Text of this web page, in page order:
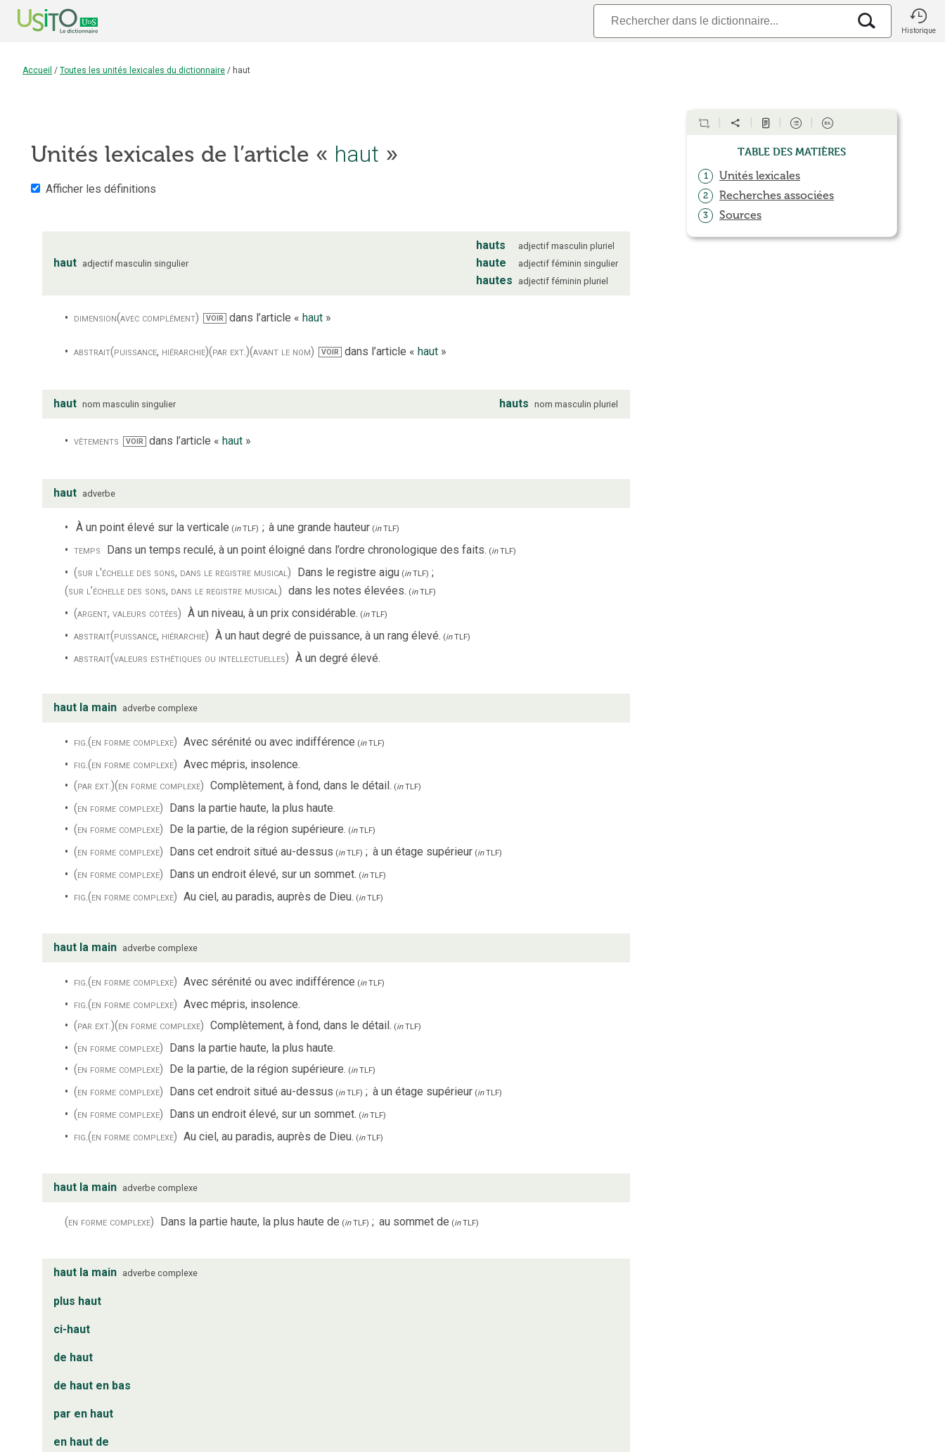
Historique
Accueil / Toutes les unités lexicales du dictionnaire / haut
Unités lexicales de l’article « haut »
Afficher les définitions
haut adjectif masculin singulier
hauts adjectif masculin pluriel
haute adjectif féminin singulier
hautes adjectif féminin pluriel
dimension(avec complément) VOIR dans l’article « haut»
abstrait(puissance, hiérarchie)(par ext.)(avant le nom) VOIR dans l’article « haut»
haut nom masculin singulier hauts nom masculin pluriel
vêtements VOIR dans l’article « haut»
haut adverbe
À un point élevé sur la verticale (inTLF) ; à une grande hauteur (inTLF)
temps Dans un temps reculé, à un point éloigné dans l’ordre chronologique des faits. (inTLF)
(sur l'échelle des sons, dans le registre musical) Dans le registre aigu (inTLF) ;
(sur l’échelle des sons, dans le registre musical) dans les notes élevées. (inTLF)
(argent, valeurs cotées) À un niveau, à un prix considérable. (inTLF)
abstrait(puissance, hiérarchie) À un haut degré de puissance, à un rang élevé. (inTLF)
abstrait(valeurs esthétiques ou intellectuelles) À un degré élevé.
haut la main adverbe complexe
fig.(en forme complexe) Avec sérénité ou avec indifférence (inTLF)
fig.(en forme complexe) Avec mépris, insolence.
(par ext.)(en forme complexe) Complètement, à fond, dans le détail. (inTLF)
(en forme complexe) Dans la partie haute, la plus haute.
(en forme complexe) De la partie, de la région supérieure. (inTLF)
(en forme complexe) Dans cet endroit situé au-dessus (inTLF) ; à un étage supérieur(inTLF)
(en forme complexe) Dans un endroit élevé, sur un sommet. (inTLF)
fig.(en forme complexe) Au ciel, au paradis, auprès de Dieu. (inTLF)
haut la main adverbe complexe
fig.(en forme complexe) Avec sérénité ou avec indifférence (inTLF)
fig.(en forme complexe) Avec mépris, insolence.
(par ext.)(en forme complexe) Complètement, à fond, dans le détail. (inTLF)
(en forme complexe) Dans la partie haute, la plus haute.
(en forme complexe) De la partie, de la région supérieure. (inTLF)
(en forme complexe) Dans cet endroit situé au-dessus (inTLF) ; à un étage supérieur(inTLF)
(en forme complexe) Dans un endroit élevé, sur un sommet. (inTLF)
fig.(en forme complexe) Au ciel, au paradis, auprès de Dieu. (inTLF)
haut la main adverbe complexe
(en forme complexe) Dans la partie haute, la plus haute de (inTLF) ; au sommet de (inTLF)
haut la main adverbe complexe
plus haut
ci-haut
de haut
de haut en bas
par en haut
en haut de
Table des matières
1 Unités lexicales
2 Recherches associées
3 Sources